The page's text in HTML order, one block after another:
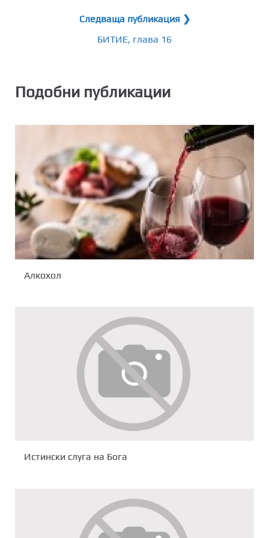
Следваща публикация ❯
БИТИЕ, глава 16
Подобни публикации
Алкохол
Истински слуга на Бога